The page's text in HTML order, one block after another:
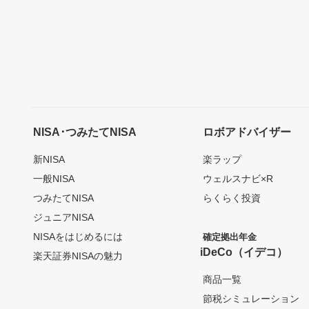
NISA･つみたてNISA
新NISA
一般NISA
つみたてNISA
ジュニアNISA
NISAをはじめるには
楽天証券NISAの魅力
ロボアドバイザー
楽ラップ
ウェルスナビ×R
らくらく投資
確定拠出年金
iDeCo（イデコ）
商品一覧
節税シミュレーション